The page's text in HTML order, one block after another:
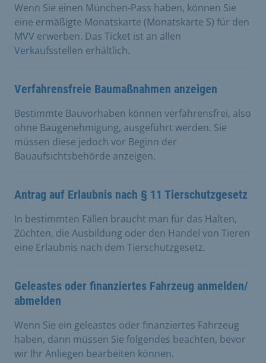
Wenn Sie einen München-Pass haben, können Sie
eine ermäßigte Monatskarte (Monatskarte S) für den
MVV erwerben. Das Ticket ist an allen
Verkaufsstellen erhältlich.
Verfahrensfreie Baumaßnahmen anzeigen
Bestimmte Bauvorhaben können verfahrensfrei, also
ohne Baugenehmigung, ausgeführt werden. Sie
müssen diese jedoch vor Beginn der
Bauaufsichtsbehörde anzeigen.
Antrag auf Erlaubnis nach § 11 Tierschutzgesetz
In bestimmten Fällen braucht man für das Halten,
Züchten, die Ausbildung oder den Handel von Tieren
eine Erlaubnis nach dem Tierschutzgesetz.
Geleastes oder finanziertes Fahrzeug anmelden/
abmelden
Wenn Sie ein geleastes oder finanziertes Fahrzeug
haben, dann müssen Sie folgendes beachten, bevor
wir Ihr Anliegen bearbeiten können.